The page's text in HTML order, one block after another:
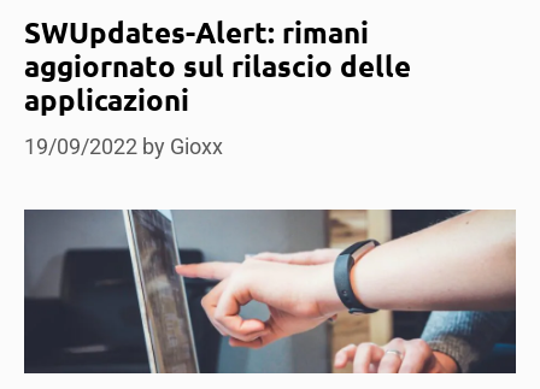
SWUpdates-Alert: rimani
aggiornato sul rilascio delle
applicazioni
19/09/2022 by Gioxx